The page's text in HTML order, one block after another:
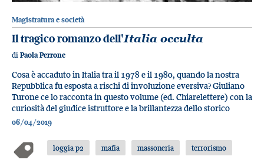
Magistratura e società
Il tragico romanzo dell'Italia occulta
di Paola Perrone
Cosa è accaduto in Italia tra il 1978 e il 1980, quando la nostra
Repubblica fu esposta a rischi di involuzione eversiva? Giuliano
Turone ce lo racconta in questo volume (ed. Chiarelettere) con la
curiosità del giudice istruttore e la brillantezza dello storico
06/04/2019
loggia p2 mafia massoneria terrorismo